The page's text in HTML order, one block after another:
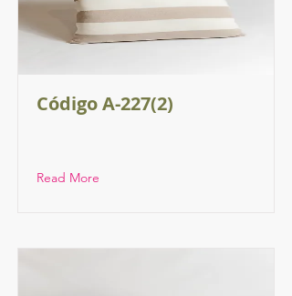
Código A-227(2)
Read More